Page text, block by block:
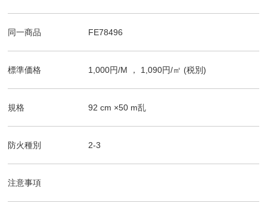
同一商品 FE78496
標準価格 1,000円/M ， 1,090円/㎡ (税別)
規格 92 cm ×50 m乱
防火種別 2-3
注意事項